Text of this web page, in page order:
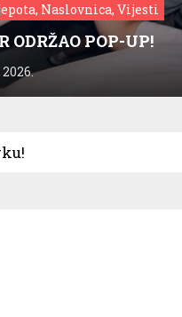
Naslovnica, Vijesti
ODRŽAO POP-UP!